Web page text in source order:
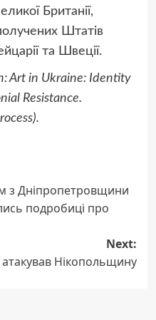
Британії,
Штатів
та Швеції.
Art in Ukraine: Identity
Resistance.
з Дніпропетровщини
подробиці про
Next:
атакував Нікопольщину